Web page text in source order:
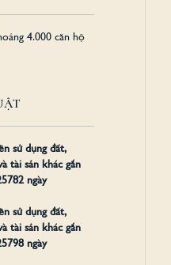
4.000 căn hộ
sử dụng đất,
tài sản khác gắn
ngày
sử dụng đất,
tài sản khác gắn
ngày